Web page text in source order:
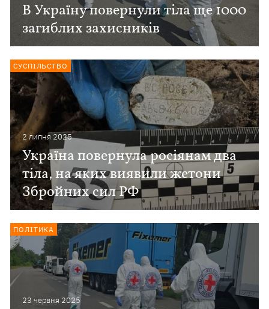
В Україну повернули тіла ще 1000
загиблих захисників
2 липня 2025
Україна повернула росіянам два
тіла, на яких виявили жетони
Збройних сил РФ
СУСПІЛЬСТВО
23 червня 2025
ПОЛІТИКА